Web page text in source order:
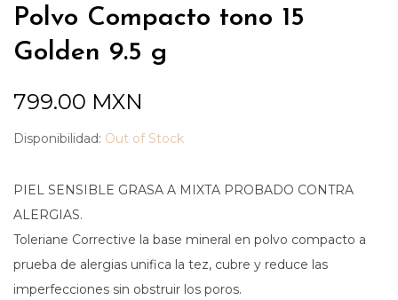
Polvo Compacto tono 15
Golden 9.5 g
799.00 MXN
Disponibilidad: Out of Stock
PIEL SENSIBLE GRASA A MIXTA PROBADO CONTRA
ALERGIAS.
Toleriane Corrective la base mineral en polvo compacto a
prueba de alergias unifica la tez, cubre y reduce las
imperfecciones sin obstruir los poros.